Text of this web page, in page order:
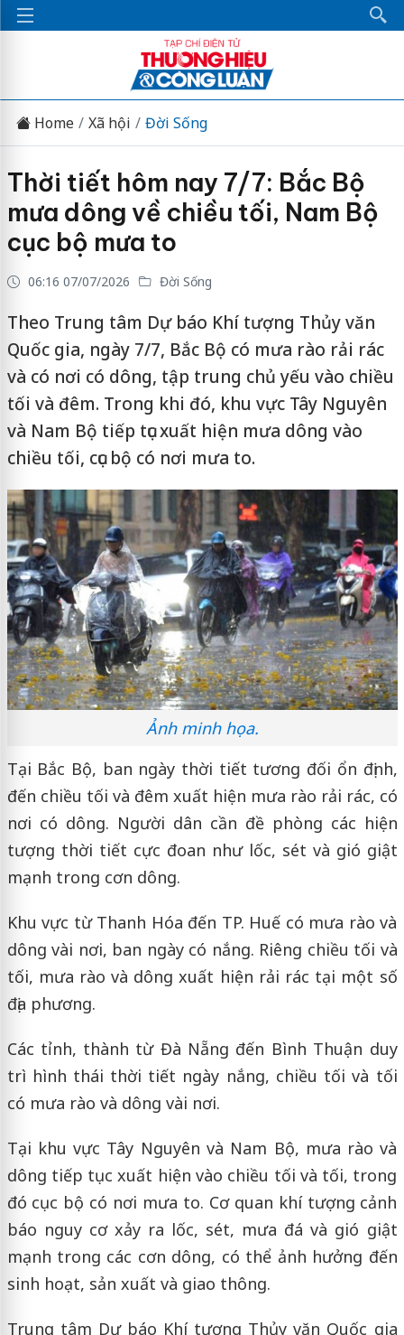
Home Xã hội Đời Sống
Thời tiết hôm nay 7/7: Bắc Bộ
mưa dông về chiều tối, Nam Bộ
cục bộ mưa to
06:16 07/07/2026 Đời Sống
Theo Trung tâm Dự báo Khí tượng Thủy văn
Quốc gia, ngày 7/7, Bắc Bộ có mưa rào rải rác
và có nơi có dông, tập trung chủ yếu vào chiều
tối và đêm. Trong khi đó, khu vực Tây Nguyên
và Nam Bộ tiếp tục xuất hiện mưa dông vào
chiều tối, cục bộ có nơi mưa to.
Ảnh minh họa.
Tại Bắc Bộ, ban ngày thời tiết tương đối ổn định,
đến chiều tối và đêm xuất hiện mưa rào rải rác, có
nơi có dông. Người dân cần đề phòng các hiện
tượng thời tiết cực đoan như lốc, sét và gió giật
mạnh trong cơn dông.
Khu vực từ Thanh Hóa đến TP. Huế có mưa rào và
dông vài nơi, ban ngày có nắng. Riêng chiều tối và
tối, mưa rào và dông xuất hiện rải rác tại một số
địa phương.
Các tỉnh, thành từ Đà Nẵng đến Bình Thuận duy
trì hình thái thời tiết ngày nắng, chiều tối và tối
có mưa rào và dông vài nơi.
Tại khu vực Tây Nguyên và Nam Bộ, mưa rào và
dông tiếp tục xuất hiện vào chiều tối và tối, trong
đó cục bộ có nơi mưa to. Cơ quan khí tượng cảnh
báo nguy cơ xảy ra lốc, sét, mưa đá và gió giật
mạnh trong các cơn dông, có thể ảnh hưởng đến
sinh hoạt, sản xuất và giao thông.
Trung tâm Dự báo Khí tượng Thủy văn Quốc gia